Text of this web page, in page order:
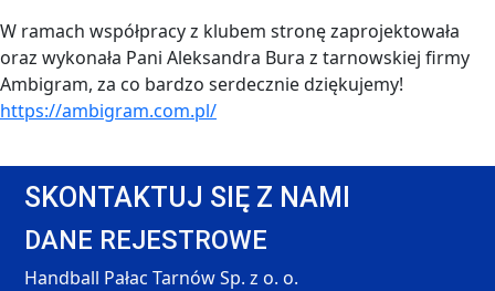
W ramach współpracy z klubem stronę zaprojektowała
oraz wykonała Pani Aleksandra Bura z tarnowskiej firmy
Ambigram, za co bardzo serdecznie dziękujemy!
https://ambigram.com.pl/
SKONTAKTUJ SIĘ Z NAMI
DANE REJESTROWE
Handball Pałac Tarnów Sp. z o. o.